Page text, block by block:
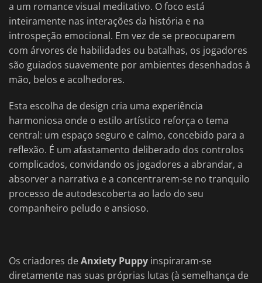
a um romance visual meditativo. O foco está
inteiramente nas interações da história e na
introspeção emocional. Em vez de se preocuparem
com árvores de habilidades ou batalhas, os jogadores
são guiados suavemente por ambientes desenhados à
mão, belos e acolhedores.
Esta escolha de design cria uma experiência
harmoniosa onde o estilo artístico reforça o tema
central: um espaço seguro e calmo, concebido para a
reflexão. É um afastamento deliberado dos controlos
complicados, convidando os jogadores a abrandar, a
absorver a narrativa e a concentrarem-se no tranquilo
processo de autodescoberta ao lado do seu
companheiro peludo e ansioso.
Os criadores deAnxiety Puppy inspiraram-se
diretamente nas suas próprias lutas (à semelhança de